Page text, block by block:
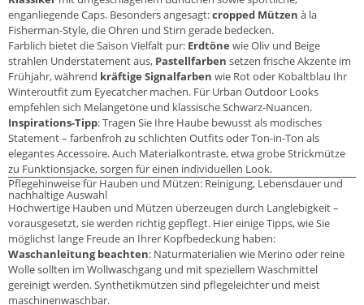
enganliegende Caps. Besonders angesagt:cropped Mützen à la
Fisherman-Style, die Ohren und Stirn gerade bedecken.
Farblich bietet die Saison Vielfalt pur: Erdtöne wie Oliv und Beige
strahlen Understatement aus, Pastellfarben setzen frische Akzente im
Frühjahr, während kräftige Signalfarben wie Rot oder Kobaltblau Ihr
Winteroutfit zum Eyecatcher machen. Für Urban Outdoor Looks
empfehlen sich Melangetöne und klassische Schwarz-Nuancen.
Inspirations-Tipp: Tragen Sie Ihre Haube bewusst als modisches
Statement – farbenfroh zu schlichten Outfits oder Ton-in-Ton als
elegantes Accessoire. Auch Materialkontraste, etwa grobe Strickmütze
zu Funktionsjacke, sorgen für einen individuellen Look.
Pflegehinweise für Hauben und Mützen: Reinigung, Lebensdauer und
nachhaltige Auswahl
Hochwertige Hauben und Mützen überzeugen durch Langlebigkeit –
vorausgesetzt, sie werden richtig gepflegt. Hier einige Tipps, wie Sie
möglichst lange Freude an Ihrer Kopfbedeckung haben:
Waschanleitung beachten: Naturmaterialien wie Merino oder reine
Wolle sollten im Wollwaschgang und mit speziellem Waschmittel
gereinigt werden. Synthetikmützen sind pflegeleichter und meist
maschinenwaschbar.